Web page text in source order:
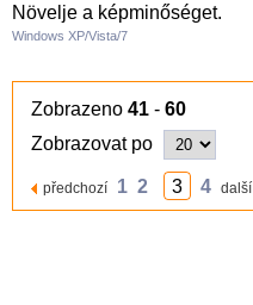
Növelje a képminőséget.
Windows XP/Vista/7
Zobrazeno 41 - 60
Zobrazovat po
předchozí 1 2 3 4 další